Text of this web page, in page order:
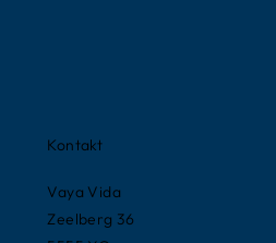
Kontakt
Vaya Vida
Zeelberg 36